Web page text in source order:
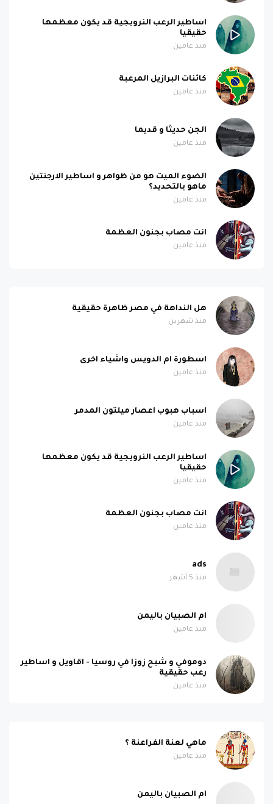
اساطير الرعب النرويجية قد يكون معظمها
حقيقيا
منذ عامين
كائنات البرازيل المرعبة
منذ عامين
الجن حديثا و قديما
منذ عامين
الضوء الميت هو من ظواهر و اساطير الارجنتين
ماهو بالتحديد؟
منذ عامين
انت مصاب بجنون العظمة
منذ عامين
هل النداهة في مصر ظاهرة حقيقية
منذ شهرين
اسطورة ام الدويس واشياء اخرى
منذ عامين
اسباب هبوب اعصار ميلتون المدمر
منذ عامين
اساطير الرعب النرويجية قد يكون معظمها
حقيقيا
منذ عامين
انت مصاب بجنون العظمة
منذ عامين
ads
منذ 5 أشهر
ام الصبيان باليمن
منذ عامين
دوموفي و شبح زوزا في روسيا - اقاويل و اساطير
رعب حقيقية
منذ عامين
ماهي لعنة الفراعنة ؟
منذ عامين
ام الصبيان باليمن